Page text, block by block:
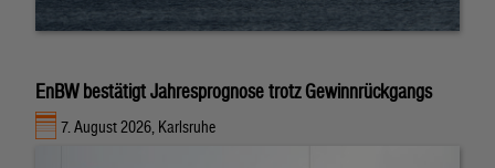
EnBW bestätigt Jahresprognose trotz Gewinnrückgangs
7. August 2026, Karlsruhe